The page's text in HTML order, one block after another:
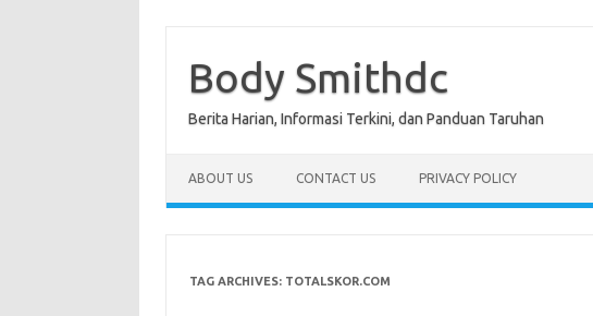
contentBody Smithdc
Berita Harian, Informasi Terkini, dan Panduan Taruhan
ABOUT US CONTACT US PRIVACY POLICY
TAG ARCHIVES: TOTALSKOR.COM